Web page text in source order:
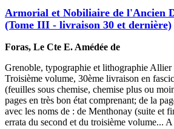
Armorial et Nobiliaire de l'Ancien
(Tome III - livraison 30 et dernière)
Foras, Le Cte E. Amédée de
Grenoble, typographie et lithographie Allier
Troisième volume, 30ème livraison en
(feuilles sous chemise, chemise plus ou
pages en très bon état comprenant; de la
avec les noms de : de Menthonay (suite et
errata du second et du troisième volume...